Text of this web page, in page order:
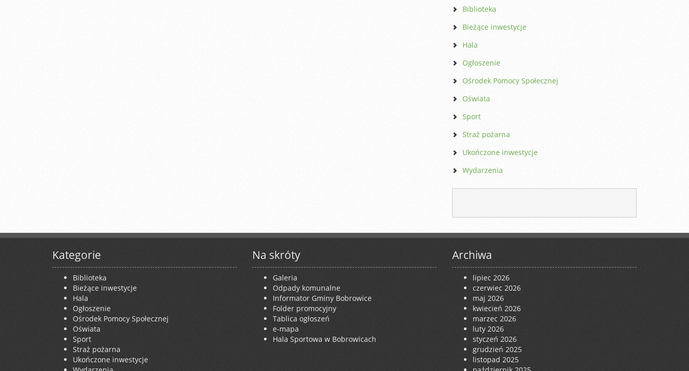
Biblioteka
Bieżące inwestycje
Hala
Ogłoszenie
Ośrodek Pomocy Społecznej
Oświata
Sport
Straż pożarna
Ukończone inwestycje
Wydarzenia
Kategorie
Biblioteka
Bieżące inwestycje
Hala
Ogłoszenie
Ośrodek Pomocy Społecznej
Oświata
Sport
Straż pożarna
Ukończone inwestycje
Na skróty
Galeria
Odpady komunalne
Informator Gminy Bobrowice
Folder promocyjny
Tablica ogłoszeń
e-mapa
Hala Sportowa w Bobrowicach
Archiwa
lipiec 2026
czerwiec 2026
maj 2026
kwiecień 2026
marzec 2026
luty 2026
styczeń 2026
grudzień 2025
listopad 2025